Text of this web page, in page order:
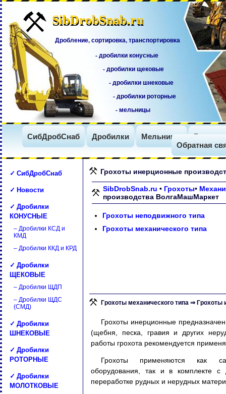
SibDrobSnab.ru
SibDrobSnab.ru
Дробление, сортировка, транспортировка
- дробилки конусные
- дробилки щековые
- дробилки шнековые
- дробилки роторные
- мельницы
СибДробСнаб Дробилки Мельницы
Грохоты
Обратная
✓ СибДробСнаб
✓ Новости
✓ Дробилки
КОНУСНЫЕ
– Дробилки КСД и
КМД
– Дробилки ККД и КРД
✓ Дробилки
ЩЕКОВЫЕ
– Дробилки ЩДП
– Дробилки ЩДС
(СМД)
✓ Дробилки
ШНЕКОВЫЕ
✓ Дробилки
РОТОРНЫЕ
✓ Дробилки
МОЛОТКОВЫЕ
Грохоты инерционные
SibDrobSnab.ru • Грохоты•
производства ВолгаМашМаркет
Грохоты неподвижного типа
Грохоты механического типа
Грохоты механического типа ⇒
Грохоты инерционные
(щебня, песка, гравия и других
работы грохота рекомендуется
Грохоты применяются как
оборудования, так и в комплекте с
переработке рудных и нерудных